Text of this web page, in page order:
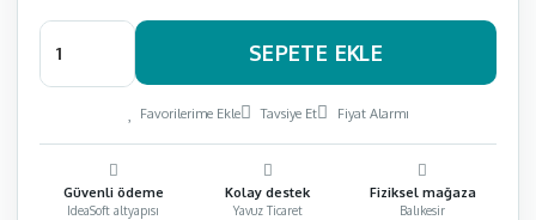
SEPETE EKLE
Favorilerime Ekle Tavsiye Et Fiyat Alarmı
Güvenli ödeme
IdeaSoft altyapısı
Kolay destek
Yavuz Ticaret
Fiziksel mağaza
Balıkesir